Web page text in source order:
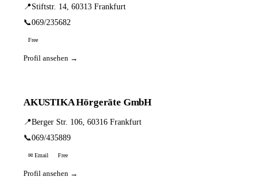
📍Stiftstr. 14, 60313 Frankfurt
📞069/235682
Free
Profil ansehen →
AKUSTIKA Hörgeräte GmbH
📍Berger Str. 106, 60316 Frankfurt
📞069/435889
✉ Email Free
Profil ansehen →